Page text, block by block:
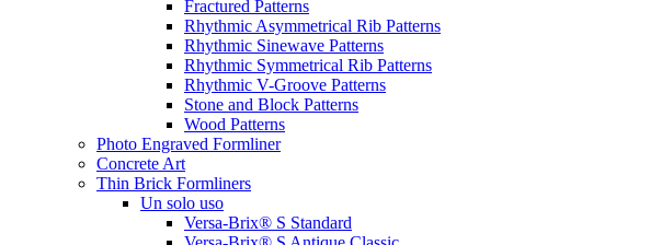
Fractured Patterns
Rhythmic Asymmetrical Rib Patterns
Rhythmic Sinewave Patterns
Rhythmic Symmetrical Rib Patterns
Rhythmic V-Groove Patterns
Stone and Block Patterns
Wood Patterns
Photo Engraved Formliner
Concrete Art
Thin Brick Formliners
Un solo uso
Versa-Brix® S Standard